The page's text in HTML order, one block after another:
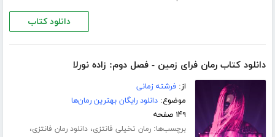
دانلود کتاب
دانلود کتاب رمان فرای زمین - فصل دوم: زاده نورلا
از:فرشته زمانی
موضوع:دانلود رایگان بهترین رمان‌ها
۱۴۹ صفحه
برچسب‌ها:رمان تخیلی فانتزی،دانلود رمان فانتزی،